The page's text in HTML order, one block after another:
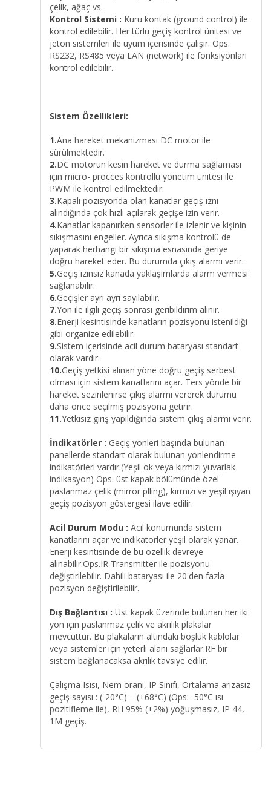
çelik, ağaç vs.
Kontrol Sistemi : Kuru kontak (ground control) ile
kontrol edilebilir. Her türlü geçiş kontrol ünitesi ve
jeton sistemleri ile uyum içerisinde çalışır. Ops.
RS232, RS485 veya LAN (network) ile fonksiyonları
kontrol edilebilir.
Sistem Özellikleri:
1.Ana hareket mekanizması DC motor ile
sürülmektedir.
2.DC motorun kesin hareket ve durma sağlaması
için micro- procces kontrollü yönetim ünitesi ile
PWM ile kontrol edilmektedir.
3.Kapalı pozisyonda olan kanatlar geçiş izni
alındığında çok hızlı açılarak geçişe izin verir.
4.Kanatlar kapanırken sensörler ile izlenir ve kişinin
sıkışmasını engeller. Ayrıca sıkışma kontrolü de
yaparak herhangi bir sıkışma esnasında geriye
doğru hareket eder. Bu durumda çıkış alarmı verir.
5.Geçiş izinsiz kanada yaklaşımlarda alarm vermesi
sağlanabilir.
6.Geçişler ayrı ayrı sayılabilir.
7.Yön ile ilgili geçiş sonrası geribildirim alınır.
8.Enerji kesintisinde kanatların pozisyonu istenildiği
gibi organize edilebilir.
9.Sistem içerisinde acil durum bataryası standart
olarak vardır.
10.Geçiş yetkisi alınan yöne doğru geçiş serbest
olması için sistem kanatlarını açar. Ters yönde bir
hareket sezinlenirse çıkış alarmı vererek durumu
daha önce seçilmiş pozisyona getirir.
11.Yetkisiz giriş yapıldığında sistem çıkış alarmı verir.
İndikatörler : Geçiş yönleri başında bulunan
panellerde standart olarak bulunan yönlendirme
indikatörleri vardır.(Yeşil ok veya kırmızı yuvarlak
indikasyon) Ops. üst kapak bölümünde özel
paslanmaz çelik (mirror plling), kırmızı ve yeşil ışıyan
geçiş pozisyon göstergesi ilave edilir.
Acil Durum Modu : Acil konumunda sistem
kanatlarını açar ve indikatörler yeşil olarak yanar.
Enerji kesintisinde de bu özellik devreye
alınabilir.Ops.IR Transmitter ile pozisyonu
değiştirilebilir. Dahili bataryası ile 20'den fazla
pozisyon değiştirilebilir.
Dış Bağlantısı : Üst kapak üzerinde bulunan her iki
yön için paslanmaz çelik ve akrilik plakalar
mevcuttur. Bu plakaların altındaki boşluk kablolar
veya sistemler için yeterli alanı sağlarlar.RF bir
sistem bağlanacaksa akrilik tavsiye edilir.
Çalışma Isısı, Nem oranı, IP Sınıfı, Ortalama arızasız
geçiş sayısı : (-20°C) – (+68°C) (Ops:- 50°C ısı
pozitifleme ile), RH 95% (±2%) yoğuşmasız, IP 44,
1M geçiş.